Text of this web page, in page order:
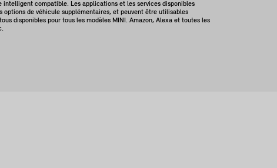
intelligent compatible. Les applications et les services disponibles
options de véhicule supplémentaires, et peuvent être utilisables
disponibles pour tous les modèles MINI. Amazon, Alexa et toutes les